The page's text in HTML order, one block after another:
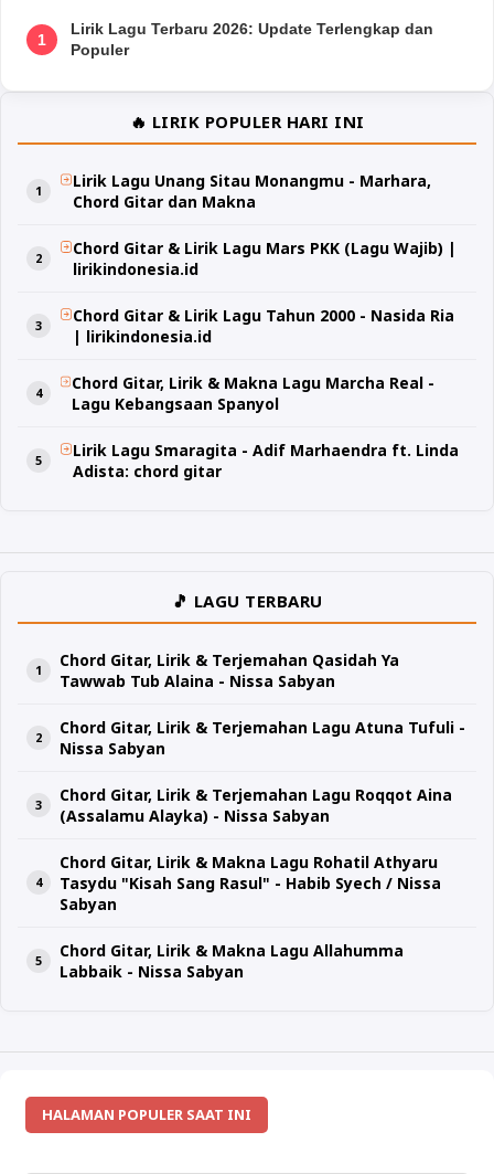
1
Lirik Lagu Terbaru 2026: Update Terlengkap dan
Populer
🔥 LIRIK POPULER HARI INI
Lirik Lagu Unang Sitau Monangmu - Marhara,
Chord Gitar dan Makna
Chord Gitar & Lirik Lagu Mars PKK (Lagu Wajib) |
lirikindonesia.id
Chord Gitar & Lirik Lagu Tahun 2000 - Nasida Ria
| lirikindonesia.id
Chord Gitar, Lirik & Makna Lagu Marcha Real -
Lagu Kebangsaan Spanyol
Lirik Lagu Smaragita - Adif Marhaendra ft. Linda
Adista: chord gitar
🎵 LAGU TERBARU
Chord Gitar, Lirik & Terjemahan Qasidah Ya
Tawwab Tub Alaina - Nissa Sabyan
Chord Gitar, Lirik & Terjemahan Lagu Atuna Tufuli -
Nissa Sabyan
Chord Gitar, Lirik & Terjemahan Lagu Roqqot Aina
(Assalamu Alayka) - Nissa Sabyan
Chord Gitar, Lirik & Makna Lagu Rohatil Athyaru
Tasydu "Kisah Sang Rasul" - Habib Syech / Nissa
Sabyan
Chord Gitar, Lirik & Makna Lagu Allahumma
Labbaik - Nissa Sabyan
HALAMAN POPULER SAAT INI